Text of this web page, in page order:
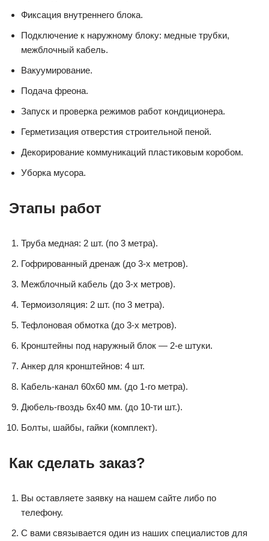
Фиксация внутреннего блока.
Подключение к наружному блоку: медные трубки,
межблочный кабель.
Вакуумирование.
Подача фреона.
Запуск и проверка режимов работ кондиционера.
Герметизация отверстия строительной пеной.
Декорирование коммуникаций пластиковым коробом.
Уборка мусора.
Этапы работ
Труба медная: 2 шт. (по 3 метра).
Гофрированный дренаж (до 3-х метров).
Межблочный кабель (до 3-х метров).
Термоизоляция: 2 шт. (по 3 метра).
Тефлоновая обмотка (до 3-х метров).
Кронштейны под наружный блок — 2-е штуки.
Анкер для кронштейнов: 4 шт.
Кабель-канал 60х60 мм. (до 1-го метра).
Дюбель-гвоздь 6х40 мм. (до 10-ти шт.).
Болты, шайбы, гайки (комплект).
Как сделать заказ?
Вы оставляете заявку на нашем сайте либо по
телефону.
С вами связывается один из наших специалистов для